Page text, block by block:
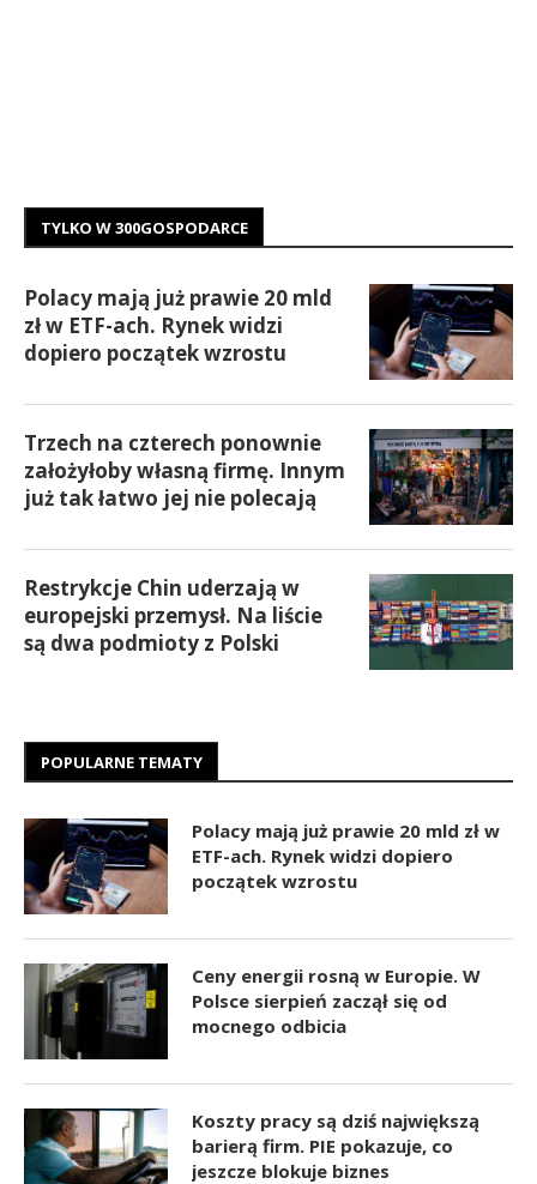
TYLKO W 300GOSPODARCE
Polacy mają już prawie 20 mld
zł w ETF-ach. Rynek widzi
dopiero początek wzrostu
Trzech na czterech ponownie
założyłoby własną firmę. Innym
już tak łatwo jej nie polecają
Restrykcje Chin uderzają w
europejski przemysł. Na liście
są dwa podmioty z Polski
POPULARNE TEMATY
Polacy mają już prawie 20 mld zł w
ETF-ach. Rynek widzi dopiero
początek wzrostu
Ceny energii rosną w Europie. W
Polsce sierpień zaczął się od
mocnego odbicia
Koszty pracy są dziś największą
barierą firm. PIE pokazuje, co
jeszcze blokuje biznes